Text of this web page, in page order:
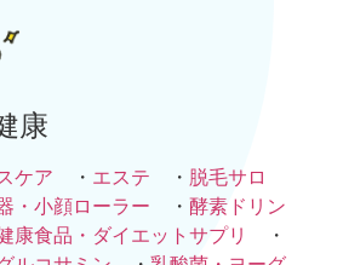
康
ケア ・ エステ ・ 脱毛サロ
・小顔ローラー ・ 酵素ドリン
康食品・ダイエットサプリ
・